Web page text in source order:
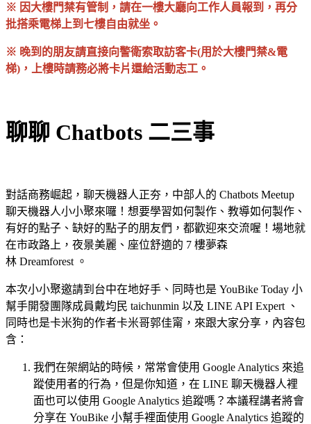
※ 因大樓門禁有管制，請在一樓大廳向工作人員報到，再分
批搭乘電梯上到七樓自由就坐。
※ 晚到的朋友請直接向警衛索取訪客卡(用於大樓門禁&電
梯)，上樓時請務必將卡片還給活動志工。
聊聊 Chatbots 二三事
對話商務崛起，聊天機器人正夯，中部人的 Chatbots Meetup
聊天機器人小小聚來囉！想要學習如何製作、教導如何製作、
有好的點子、缺好的點子的朋友們，都歡迎來交流喔！場地就
在市政路上，夜景美麗、座位舒適的 7 樓夢森
林 Dreamforest 。
本次小小聚邀請到台中在地好手、同時也是 YouBike Today 小
幫手開發團隊成員戴均民 taichunmin 以及 LINE API Expert 、
同時也是卡米狗的作者卡米哥郭佳甯，來跟大家分享，內容包
含：
我們在架網站的時候，常常會使用 Google Analytics 來追
蹤使用者的行為，但是你知道，在 LINE 聊天機器人裡
面也可以使用 Google Analytics 追蹤嗎？本議程講者將會
分享在 YouBike 小幫手裡面使用 Google Analytics 追蹤的